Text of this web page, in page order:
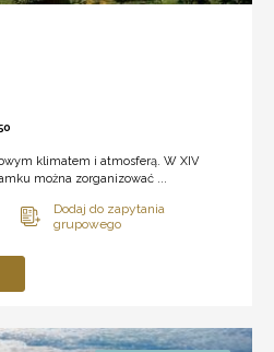
klimatem i atmosferą. W XIV
można zorganizować ...